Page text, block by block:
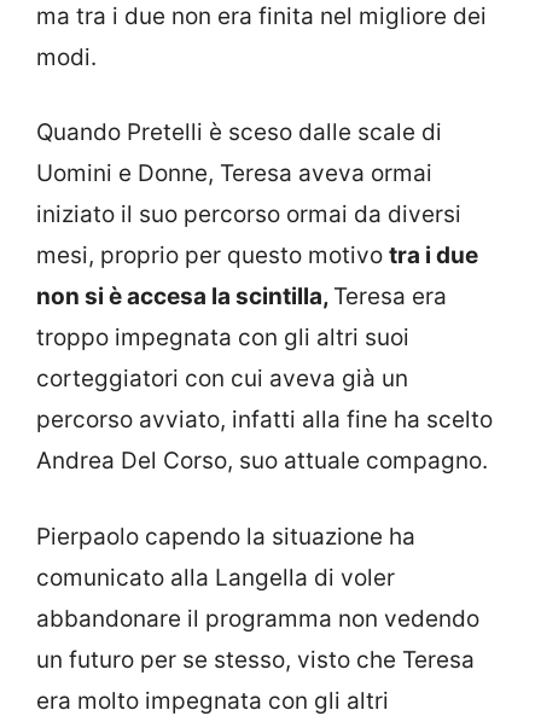
ma tra i due non era finita nel migliore dei
modi.
Quando Pretelli è sceso dalle scale di
Uomini e Donne, Teresa aveva ormai
iniziato il suo percorso ormai da diversi
mesi, proprio per questo motivo tra i due
non si è accesa la scintilla, Teresa era
troppo impegnata con gli altri suoi
corteggiatori con cui aveva già un
percorso avviato, infatti alla fine ha scelto
Andrea Del Corso, suo attuale compagno.
Pierpaolo capendo la situazione ha
comunicato alla Langella di voler
abbandonare il programma non vedendo
un futuro per se stesso, visto che Teresa
era molto impegnata con gli altri